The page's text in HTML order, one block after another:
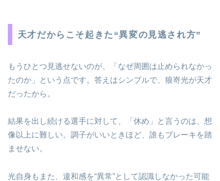
天才だからこそ起きた“異変の見逃され方”
もうひとつ見逃せないのが、「なぜ周囲は止められなかっ
たのか」という点です。答えはシンプルで、狼嵜光が天才
だったから。
結果を出し続ける選手に対して、「休め」と言うのは、想
像以上に難しい。調子がいいときほど、誰もブレーキを踏
ませない。
光自身もまた、違和感を“異常”として認識しなかった可能